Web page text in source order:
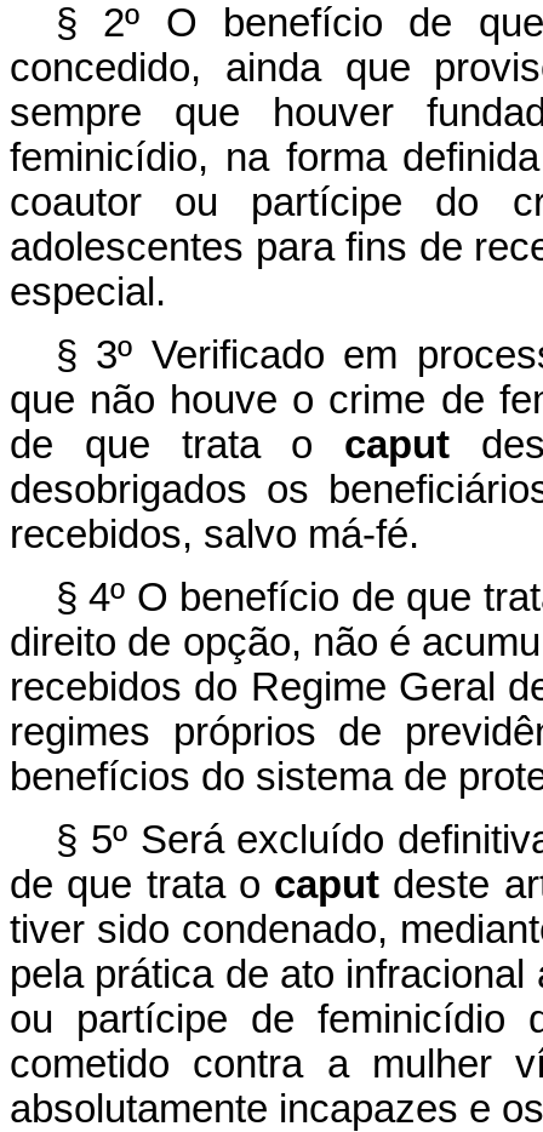
§ 2º O benefício de
concedido, ainda que
sempre que houver
feminicídio, na forma
coautor ou partícipe do
adolescentes para fins de
especial.
§ 3º Verificado em
que não houve o crime de
de que trata o caput
desobrigados os
recebidos, salvo má-fé.
§ 4º O benefício de que
direito de opção, não é
recebidos do Regime Geral
regimes próprios de
benefícios do sistema de
§ 5º Será excluído
de que trata o caput deste
tiver sido condenado,
pela prática de ato
ou partícipe de feminicídio
cometido contra a mulher
absolutamente incapazes e